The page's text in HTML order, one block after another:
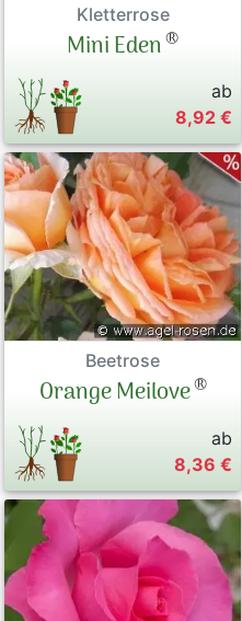
Kletterrose
Mini Eden®
ab
8,92 €
Beetrose
Orange Meilove®
ab
8,36 €